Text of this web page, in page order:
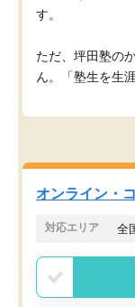
す。
ただ、坪田塾の
ん。「塾生を生
オンライン・
対応エリア 全